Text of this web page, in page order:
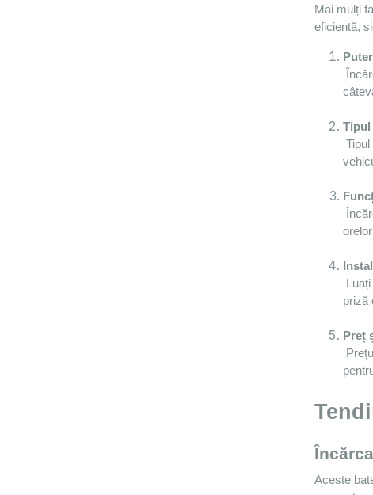
Mai mulți
eficientă,
priză
Preț
Aceste